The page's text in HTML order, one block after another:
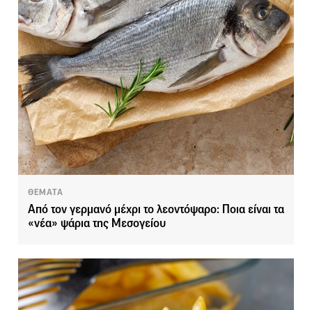
ΘΕΜΑΤΑ
Από τον γερμανό μέχρι το λεοντόψαρο: Ποια είναι τα
«νέα» ψάρια της Μεσογείου